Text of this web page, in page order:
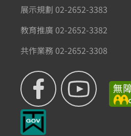
展示規劃 02-2652-3383
教育推廣 02-2652-3382
共作業務 02-2652-3308